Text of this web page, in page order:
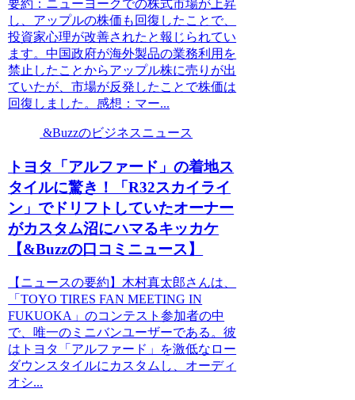
要約：ニューヨークでの株式市場が上昇
し、アップルの株価も回復したことで、
投資家心理が改善されたと報じられてい
ます。中国政府が海外製品の業務利用を
禁止したことからアップル株に売りが出
ていたが、市場が反発したことで株価は
回復しました。感想：マー...
&Buzzのビジネスニュース
トヨタ「アルファード」の着地ス
タイルに驚き！「R32スカイライ
ン」でドリフトしていたオーナー
がカスタム沼にハマるキッカケ
【&Buzzの口コミニュース】
【ニュースの要約】木村真太郎さんは、
「TOYO TIRES FAN MEETING IN
FUKUOKA」のコンテスト参加者の中
で、唯一のミニバンユーザーである。彼
はトヨタ「アルファード」を激低なロー
ダウンスタイルにカスタムし、オーディ
オシ...